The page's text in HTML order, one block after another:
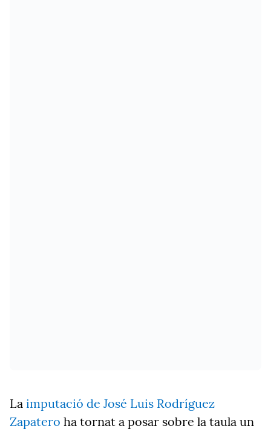
La imputació de José Luis Rodríguez
Zapatero ha tornat a posar sobre la taula un